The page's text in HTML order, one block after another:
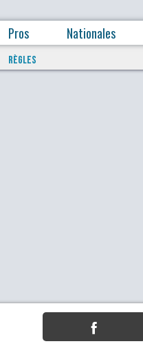
Pros Nationales
RÈGLES